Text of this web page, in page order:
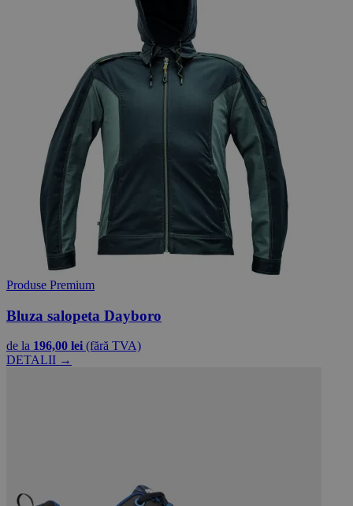
Produse Premium
Bluza salopeta Dayboro
de la 196,00 lei (fără TVA)
DETALII →